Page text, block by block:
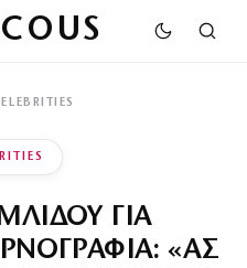
ΓΙΑ
«ΑΣ